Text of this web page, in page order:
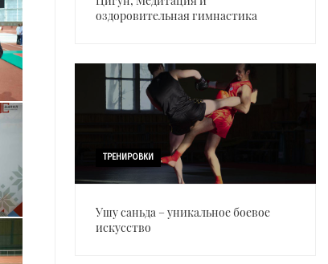
оздоровительная гимнастика
ТРЕНИРОВКИ
Ушу саньда – уникальное боевое
искусство